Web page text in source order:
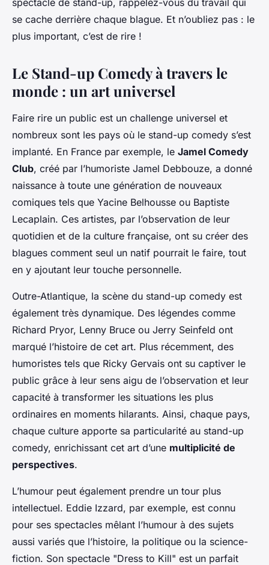
se cache derrière chaque blague. Et n’oubliez pas : le
plus important, c’est de rire !
Le Stand-up Comedy à travers le
monde : un art universel
Faire rire un public est un challenge universel et
nombreux sont les pays où le stand-up comedy s’est
implanté. En France par exemple, le Jamel Comedy
Club, créé par l’humoriste Jamel Debbouze, a donné
naissance à toute une génération de nouveaux
comiques tels que Yacine Belhousse ou Baptiste
Lecaplain. Ces artistes, par l’observation de leur
quotidien et de la culture française, ont su créer des
blagues comment seul un natif pourrait le faire, tout
en y ajoutant leur touche personnelle.
Outre-Atlantique, la scène du stand-up comedy est
également très dynamique. Des légendes comme
Richard Pryor, Lenny Bruce ou Jerry Seinfeld ont
marqué l’histoire de cet art. Plus récemment, des
humoristes tels que Ricky Gervais ont su captiver le
public grâce à leur sens aigu de l’observation et leur
capacité à transformer les situations les plus
ordinaires en moments hilarants. Ainsi, chaque pays,
chaque culture apporte sa particularité au stand-up
comedy, enrichissant cet art d’une multiplicité de
perspectives.
L’humour peut également prendre un tour plus
intellectuel. Eddie Izzard, par exemple, est connu
pour ses spectacles mêlant l’humour à des sujets
aussi variés que l’histoire, la politique ou la science-
fiction. Son spectacle "Dress to Kill" est un parfait